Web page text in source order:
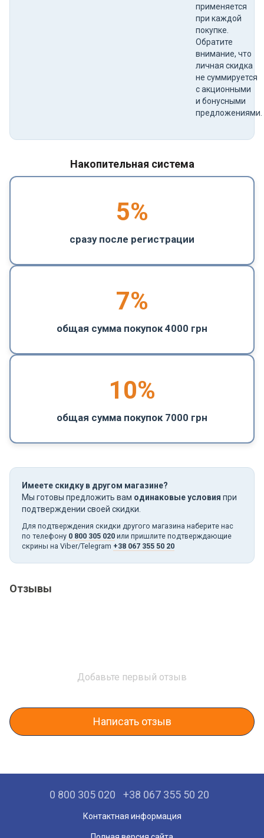
применяется
при каждой
покупке.
Обратите
внимание, что
личная скидка
не суммируется
с акционными
и бонусными
предложениями.
Накопительная система
5%
сразу после регистрации
7%
общая сумма покупок 4000 грн
10%
общая сумма покупок 7000 грн
Имеете скидку в другом магазине?
Мы готовы предложить вам одинаковые условия при
подтверждении своей скидки.
Для подтверждения скидки другого магазина наберите нас
по телефону 0 800 305 020 или пришлите подтверждающие
скрины на Viber/Telegram +38 067 355 50 20
Отзывы
Добавьте первый отзыв
Написать отзыв
0 800 305 020 +38 067 355 50 20
Контактная информация